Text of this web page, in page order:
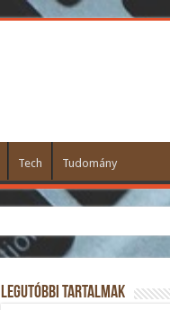
Tech Tudomány
Legutóbbi tartalmak